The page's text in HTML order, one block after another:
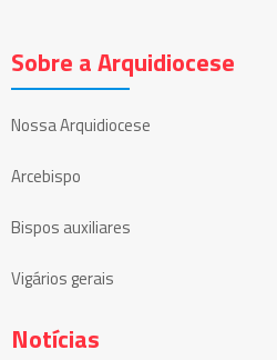
Sobre a Arquidiocese
Nossa Arquidiocese
Arcebispo
Bispos auxiliares
Vigários gerais
Notícias